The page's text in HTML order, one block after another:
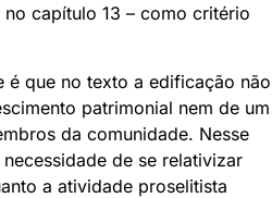
capítulo 13 – como critério
é que no texto a edificação não
patrimonial nem de um
da comunidade. Nesse
de se relativizar
a atividade proselitista